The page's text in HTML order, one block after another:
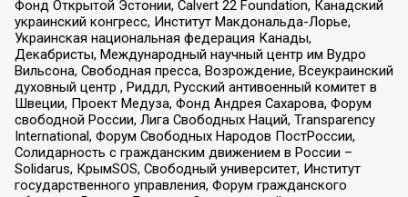
Фонд Открытой Эстонии, Calvert 22 Foundation, Канадский
украинский конгресс, Институт Макдональда-Лорье,
Украинская национальная федерация Канады,
Декабристы, Международный научный центр им Вудро
Вильсона, Свободная пресса, Возрождение, Всеукраинский
духовный центр , Риддл, Русский антивоенный комитет в
Швеции, Проект Медуза, Фонд Андрея Сахарова, Форум
свободной России, Лига Свободных Наций, Transparеncy
International, Форум Свободных Народов ПостРоссии,
Солидарность с гражданским движением в России –
Solidarus, КрымSOS, Свободный университет, Институт
государственного управления, Форум гражданского